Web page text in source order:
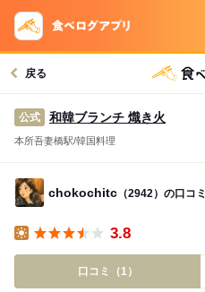
戻る
公式 和韓ブランチ 熾き火
本所吾妻橋駅/韓国料理
chokochitc （2942）の口コミ
3.8
口コミ（1）